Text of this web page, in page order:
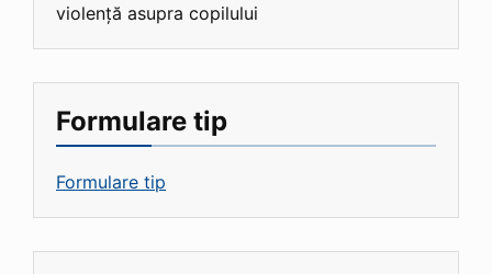
violență asupra copilului
Formulare tip
Formulare tip